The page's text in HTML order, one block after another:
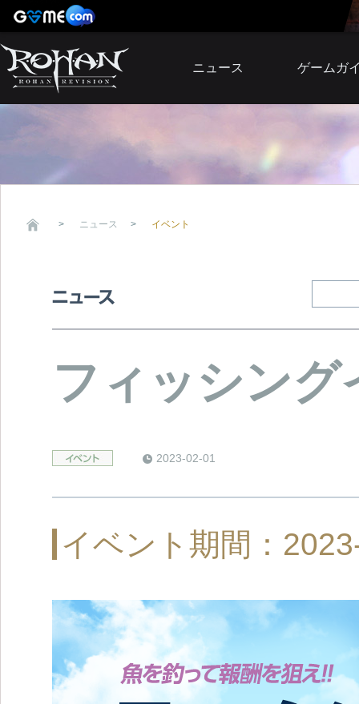
ニュース
アップデート
ゲームガ
ニュース イベント
フィッシング
2023-02-01
イベント期間：